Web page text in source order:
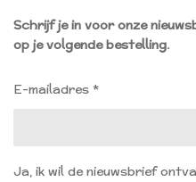
e
b
Schrijf je in voor onze
op je volgende bestelling.
E-mailadres *
Ja, ik wil de nieuwsbrief